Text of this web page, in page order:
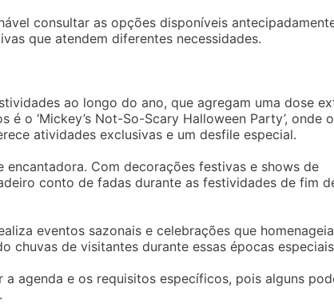
consultar as opções disponíveis
que atendem diferentes necessidades.
ao longo do ano, que agregam uma dose
o ‘Mickey’s Not-So-Scary Halloween Party’, onde o
atividades exclusivas e um desfile especial.
Com decorações festivas e shows de
conto de fadas durante as festividades de fim
eventos sazonais e celebrações que
chuvas de visitantes durante essas épocas
agenda e os requisitos específicos, pois alguns